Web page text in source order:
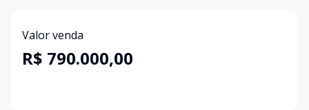
Valor venda
R$ 790.000,00